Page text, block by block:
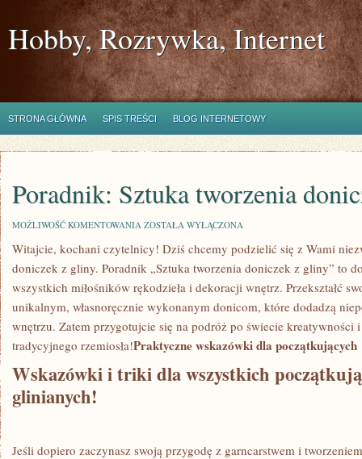
Hobby, Rozrywka, Internet
STRONA GŁÓWNA SPIS TREŚCI BLOG INTERNETOWY
Poradnik: Sztuka tworzenia
MOŻLIWOŚĆ KOMENTOWANIA PORADNIK:
TWORZENIA
DONICZEK
Z
GLINY
ZOSTAŁA WYŁĄCZONA
Witajcie, kochani czytelnicy! Dziś⁣ chcemy podzielić się z ⁢Wami
doniczek z gliny. Poradnik „Sztuka tworzenia doniczek z ‌gliny”⁤ to
wszystkich miłośników rękodzieła i​ dekoracji ⁤wnętrz. Przekształć
unikalnym, własnoręcznie wykonanym donicom, które dodadzą
wnętrzu. Zatem przygotujcie się na podróż po świecie kreatywności⁤
tradycyjnego rzemiosła!Praktyczne wskazówki dla początkujących
Wskazówki i triki dla wszystkich
glinianych!
Jeśli ⁣dopiero zaczynasz swoją przygodę z⁣ garncarstwem i